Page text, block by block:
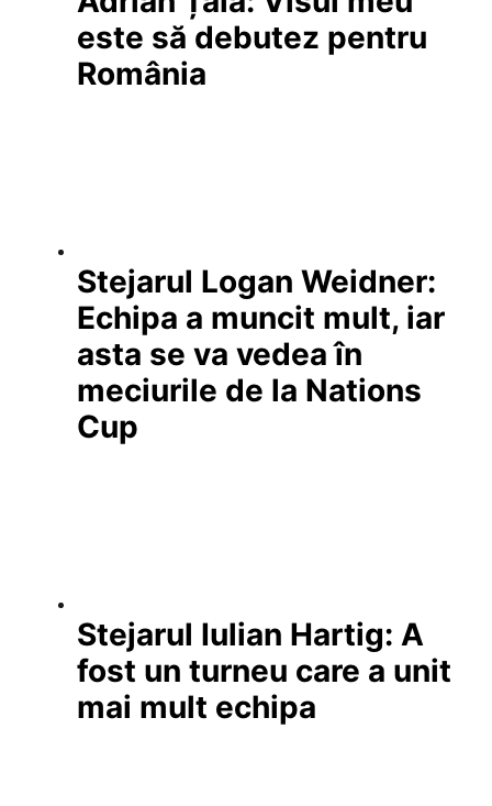
este să debutez pentru
România
Stejarul Logan Weidner:
Echipa a muncit mult, iar
asta se va vedea în
meciurile de la Nations
Cup
Stejarul Iulian Hartig: A
fost un turneu care a unit
mai mult echipa